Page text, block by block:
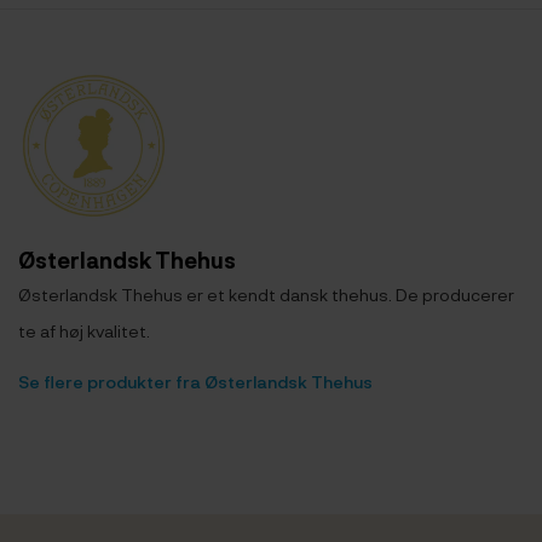
Østerlandsk Thehus
Østerlandsk Thehus er et kendt dansk thehus. De producerer
te af høj kvalitet.
Se flere produkter fra Østerlandsk Thehus